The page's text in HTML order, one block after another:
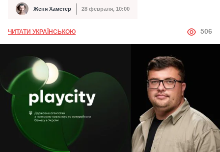
Автор Женя Хамстер
Дата публикации 28 февраля, 10:00
ЧИТАТИ УКРАЇНСЬКОЮ АВТОР
506